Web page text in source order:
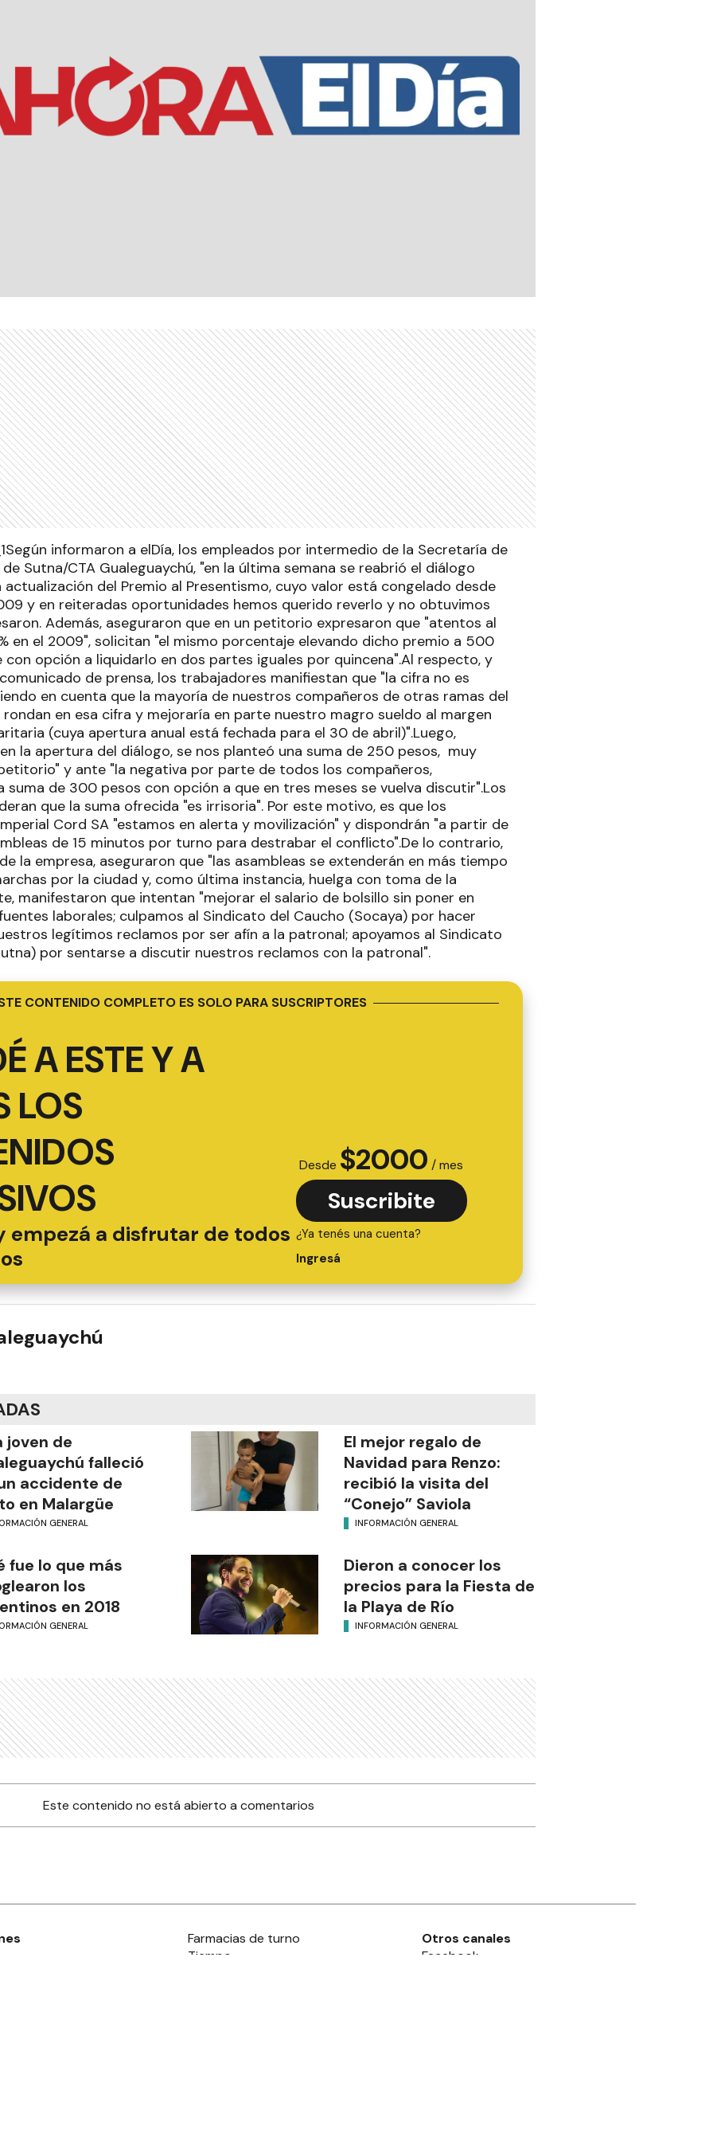
Según informaron a elDía, los empleados por intermedio de la Secretaría de
Sutna/CTA Gualeguaychú, "en la última semana se reabrió el diálogo
del Premio al Presentismo, cuyo valor está congelado desde
y en reiteradas oportunidades hemos querido reverlo y no obtuvimos
Además, aseguraron que en un petitorio expresaron que "atentos al
en el 2009", solicitan "el mismo porcentaje elevando dicho premio a 500
con opción a liquidarlo en dos partes iguales por quincena".Al respecto, y
de prensa, los trabajadores manifiestan que "la cifra no es
en cuenta que la mayoría de nuestros compañeros de otras ramas del
rondan en esa cifra y mejoraría en parte nuestro magro sueldo al margen
(cuya apertura anual está fechada para el 30 de abril)".Luego,
la apertura del diálogo, se nos planteó una suma de 250 pesos, muy
y ante "la negativa por parte de todos los compañeros,
de 300 pesos con opción a que en tres meses se vuelva discutir".Los
que la suma ofrecida "es irrisoria". Por este motivo, es que los
Cord SA "estamos en alerta y movilización" y dispondrán "a partir de
de 15 minutos por turno para destrabar el conflicto".De lo contrario,
la empresa, aseguraron que "las asambleas se extenderán en más tiempo
por la ciudad y, como última instancia, huelga con toma de la
manifestaron que intentan "mejorar el salario de bolsillo sin poner en
laborales; culpamos al Sindicato del Caucho (Socaya) por hacer
legítimos reclamos por ser afín a la patronal; apoyamos al Sindicato
por sentarse a discutir nuestros reclamos con la patronal".
CONTENIDO COMPLETO ES SOLO PARA SUSCRIPTORES
A ESTE Y A
LOS
empezá a disfrutar de todos
Desde $2000 / mes
Suscribite
¿Ya tenés una cuenta?
Ingresá
joven de
falleció
accidente de
en Malargüe
GENERAL
El mejor regalo de
Navidad para Renzo:
recibió la visita del
“Conejo” Saviola
INFORMACIÓN GENERAL
fue lo que más
los
en 2018
GENERAL
Dieron a conocer los
precios para la Fiesta de
la Playa de Río
INFORMACIÓN GENERAL
Este contenido no está abierto a comentarios
Farmacias de turno
Tiempo
Otros canales
Facebook